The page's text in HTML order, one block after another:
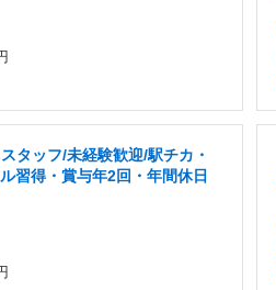
タッフ/未経験歓迎/駅チカ・
習得・賞与年2回・年間休日